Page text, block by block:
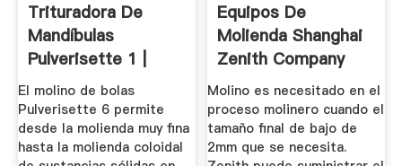
Trituradora De
Mandíbulas
Pulverisette 1 |
Laval Lab
El molino de bolas
Pulverisette 6 permite
desde la molienda muy fina
hasta la molienda coloidal
Equipos De
Molienda Shanghai
Zenith Company
Molino es necesitado en el
proceso molinero cuando el
tamaño final de bajo de
2mm que se necesita.